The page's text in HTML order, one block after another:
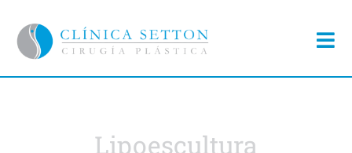
Lipoescultura